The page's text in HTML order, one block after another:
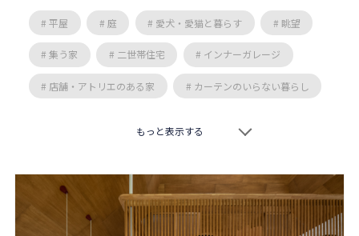
# 平屋 # 庭 # 愛犬・愛猫と暮らす # 眺望
# 集う家 # 二世帯住宅 # インナーガレージ
# 店舗・アトリエのある家 # カーテンのいらない暮らし
# 向阪一郎 # 岡本一真
# TOFU # 空間工房 用舎行蔵
もっと表示する